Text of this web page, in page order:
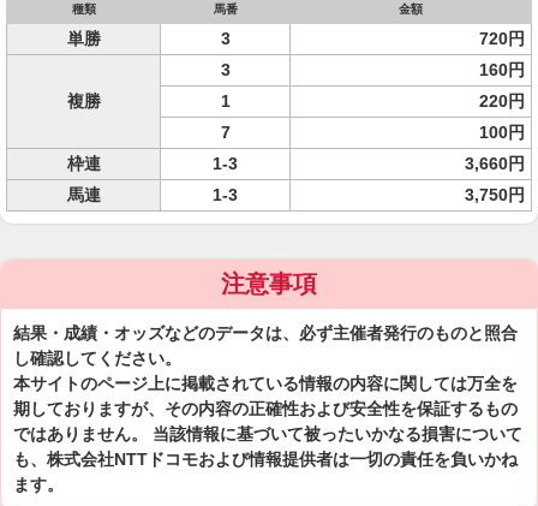
種類 馬番 金額
単勝 3 720円
複勝
3
160円
1
220円
7
100円
枠連
1-3
3,660円
馬連
1-3 3,750円
注意事項
結果・成績・オッズなどのデータは、必ず主催者発行のものと照合
し確認してください。
本サイトのページ上に掲載されている情報の内容に関しては万全を
期しておりますが、その内容の正確性および安全性を保証するもの
ではありません。 当該情報に基づいて被ったいかなる損害について
も、株式会社NTTドコモおよび情報提供者は一切の責任を負いかね
ます。